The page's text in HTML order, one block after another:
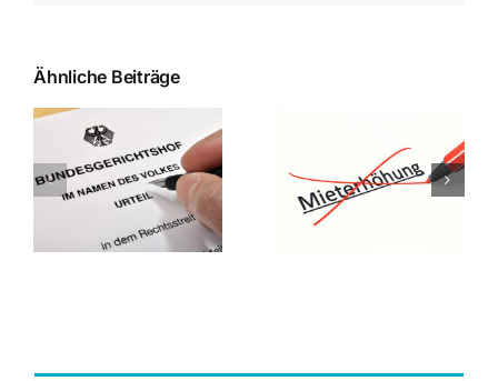
Ähnliche Beiträge
Landgericht
Mannheim: Der
Mannheimer
Mietspiegel ist
ein qualifizierter
Mietspiegel
Schriftform des